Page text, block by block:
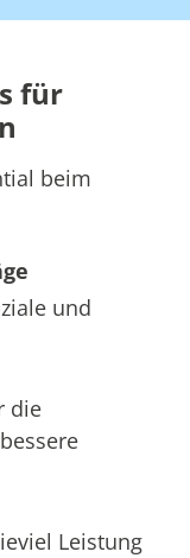
für
beim
und
die
Leistung